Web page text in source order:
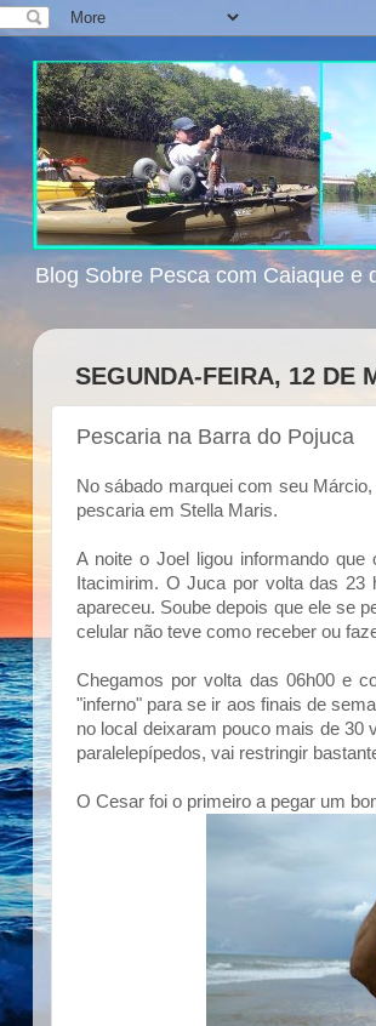
Blog Sobre Pesca com Caiaque e
SEGUNDA-FEIRA, 12 DE
Pescaria na Barra do Pojuca
No sábado marquei com seu
pescaria em Stella Maris.
A noite o Joel ligou informando
Itacimirim. O Juca por volta das
apareceu. Soube depois que ele se
celular não teve como receber ou
Chegamos por volta das 06h00 e
"inferno" para se ir aos finais de
no local deixaram pouco mais de 30
paralelepípedos, vai restringir
O Cesar foi o primeiro a pegar um